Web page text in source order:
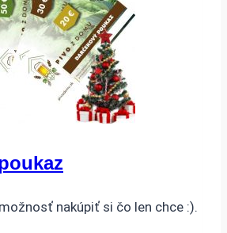
nakúpiť si čo len chce :).